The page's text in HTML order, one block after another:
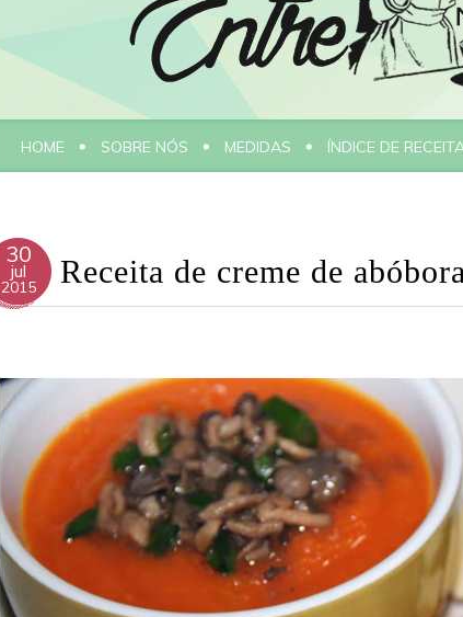
HOME SOBRE NÓS MEDIDAS ÍNDICE DE
30
jul
2015 Receita de creme de